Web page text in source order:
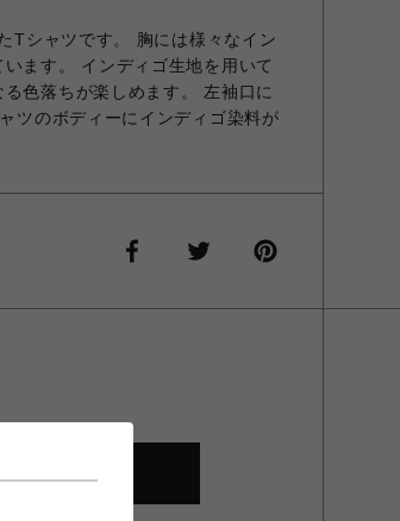
Tシャツです。 胸には様々なイン
ます。 インディゴ生地を用いて
色落ちが楽しめます。 左袖口に
ツのボディーにインディゴ染料が